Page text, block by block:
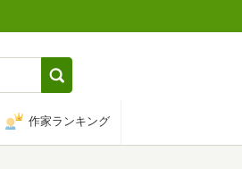
作家ランキング